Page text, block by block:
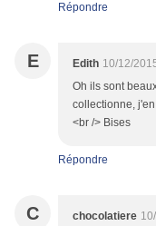
Répondre
E Edith 10/12/
Oh ils sont
collectionne,
<br /> Bises
Répondre
C chocolatiere